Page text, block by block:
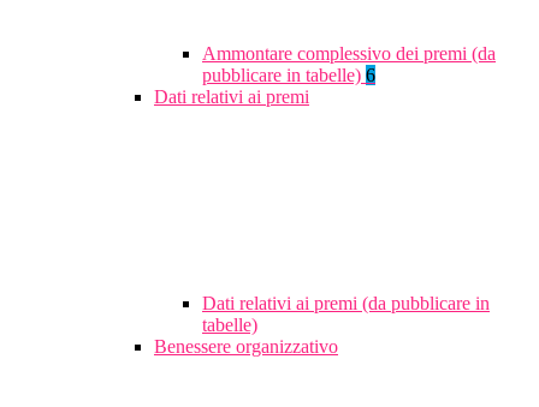
Ammontare complessivo dei premi (da
pubblicare in tabelle) 6
Dati relativi ai premi
Dati relativi ai premi (da pubblicare in
tabelle)
Benessere organizzativo